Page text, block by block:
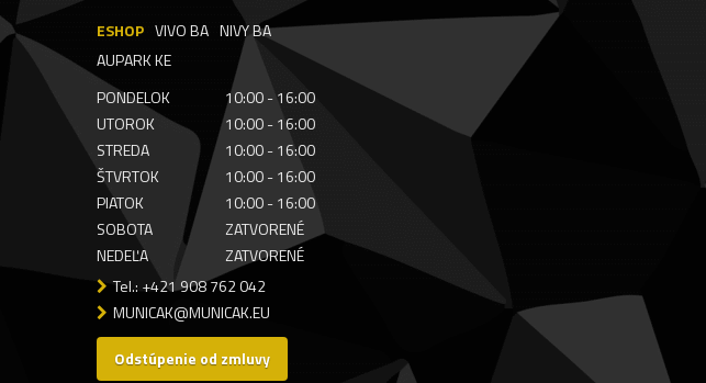
ESHOP VIVO BA NIVY BA
AUPARK KE
PONDELOK
10:00 - 16:00
UTOROK
10:00 - 16:00
STREDA
10:00 - 16:00
ŠTVRTOK
10:00 - 16:00
PIATOK
10:00 - 16:00
SOBOTA
ZATVORENÉ
NEDEĽA
ZATVORENÉ
Tel.: +421 908 762 042
MUNICAK@MUNICAK.EU
Odstúpenie od zmluvy